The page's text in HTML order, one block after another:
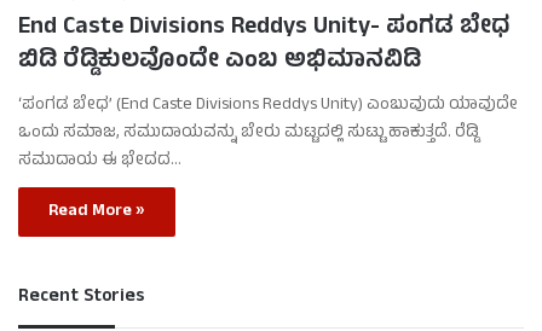
End Caste Divisions Reddys Unity- ಪಂಗಡ ಬೇಧ
ಬಿಡಿ ರೆಡ್ಡಿಕುಲವೊಂದೇ ಎಂಬ ಅಭಿಮಾನವಿಡಿ
‘ಪಂಗಡ ಬೇಧ’ (End Caste Divisions Reddys Unity) ಎಂಬುವುದು ಯಾವುದೇ
ಒಂದು ಸಮಾಜ, ಸಮುದಾಯವನ್ನು ಬೇರು ಮಟ್ಟದಲ್ಲಿ ಸುಟ್ಟು ಹಾಕುತ್ತದೆ. ರೆಡ್ಡಿ
ಸಮುದಾಯ ಈ ಭೇದದ…
Read More »
Recent Stories